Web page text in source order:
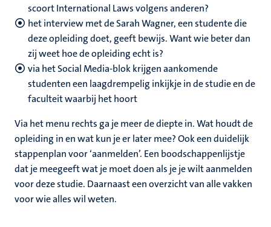
scoort International Laws volgens anderen?
het interview met de Sarah Wagner, een studente die
deze opleiding doet, geeft bewijs. Want wie beter dan
zij weet hoe de opleiding echt is?
via het Social Media-blok krijgen aankomende
studenten een laagdrempelig inkijkje in de studie en de
faculteit waarbij het hoort
Via het menu rechts ga je meer de diepte in. Wat houdt de
opleiding in en wat kun je er later mee? Ook een duidelijk
stappenplan voor ‘aanmelden’. Een boodschappenlijstje
dat je meegeeft wat je moet doen als je je wilt aanmelden
voor deze studie. Daarnaast een overzicht van alle vakken
voor wie alles wil weten.